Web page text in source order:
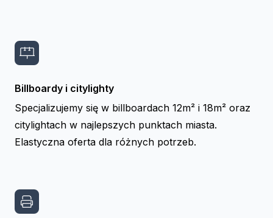
Billboardy i citylighty
Specjalizujemy się w billboardach 12m² i 18m² oraz
citylightach w najlepszych punktach miasta.
Elastyczna oferta dla różnych potrzeb.